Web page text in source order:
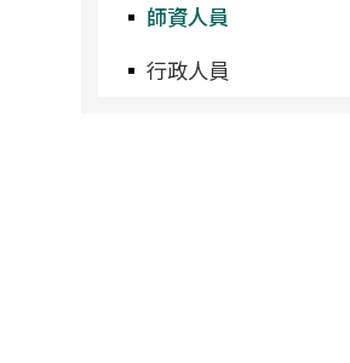
師資人員
行政人員